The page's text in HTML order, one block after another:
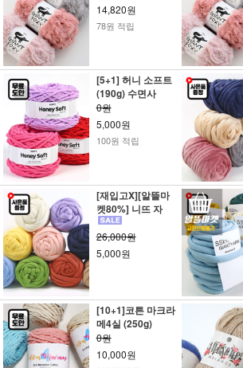
14,820원
78원 적립
[5+1] 허니 소프트
(190g) 수면사
0원
5,000원
100원 적립
[재입고X][알뜰마
켓80%] 니뜨 자
26,000원
5,000원
[10+1]코튼 마크라
메4실 (250g)
0원
10,000원